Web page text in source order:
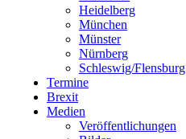
Heidelberg
München
Münster
Nürnberg
Schleswig/Flensburg
Termine
Brexit
Medien
Veröffentlichungen